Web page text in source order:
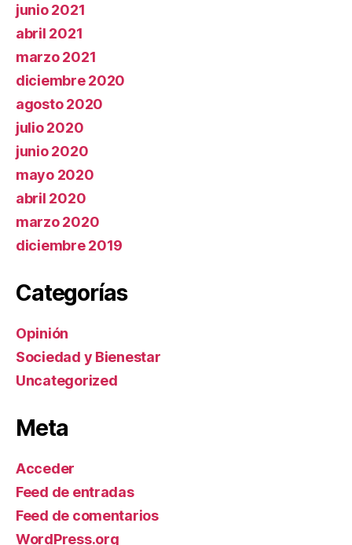
junio 2021
abril 2021
marzo 2021
diciembre 2020
agosto 2020
julio 2020
junio 2020
mayo 2020
abril 2020
marzo 2020
diciembre 2019
Categorías
Opinión
Sociedad y Bienestar
Uncategorized
Meta
Acceder
Feed de entradas
Feed de comentarios
WordPress.org